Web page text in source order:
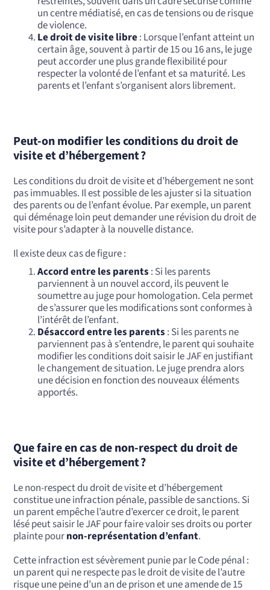
un centre médiatisé, en cas de tensions ou de risque
de violence.
Le droit de visite libre: Lorsque l’enfant atteint un
certain âge, souvent à partir de 15 ou 16 ans, le juge
peut accorder une plus grande flexibilité pour
respecter la volonté de l’enfant et sa maturité. Les
parents et l’enfant s’organisent alors librement.
Peut-on modifier les conditions du droit de
visite et d’hébergement ?
Les conditions du droit de visite et d’hébergement ne sont
pas immuables. Il est possible de les ajuster si la situation
des parents ou de l’enfant évolue. Par exemple, un parent
qui déménage loin peut demander une révision du droit de
visite pour s’adapter à la nouvelle distance.
Il existe deux cas de figure :
Accord entre les parents : Si les parents
parviennent à un nouvel accord, ils peuvent le
soumettre au juge pour homologation. Cela permet
de s’assurer que les modifications sont conformes à
l’intérêt de l’enfant.
Désaccord entre les parents : Si les parents ne
parviennent pas à s’entendre, le parent qui souhaite
modifier les conditions doit saisir le JAF en justifiant
le changement de situation. Le juge prendra alors
une décision en fonction des nouveaux éléments
apportés.
Que faire en cas de non-respect du droit de
visite et d’hébergement ?
Le non-respect du droit de visite et d’hébergement
constitue une infraction pénale, passible de sanctions. Si
un parent empêche l’autre d’exercer ce droit, le parent
lésé peut saisir le JAF pour faire valoir ses droits ou porter
plainte pournon-représentation d’enfant.
Cette infraction est sévèrement punie par le Code pénal :
un parent qui ne respecte pas le droit de visite de l’autre
risque une peine d’un an de prison et une amende de 15